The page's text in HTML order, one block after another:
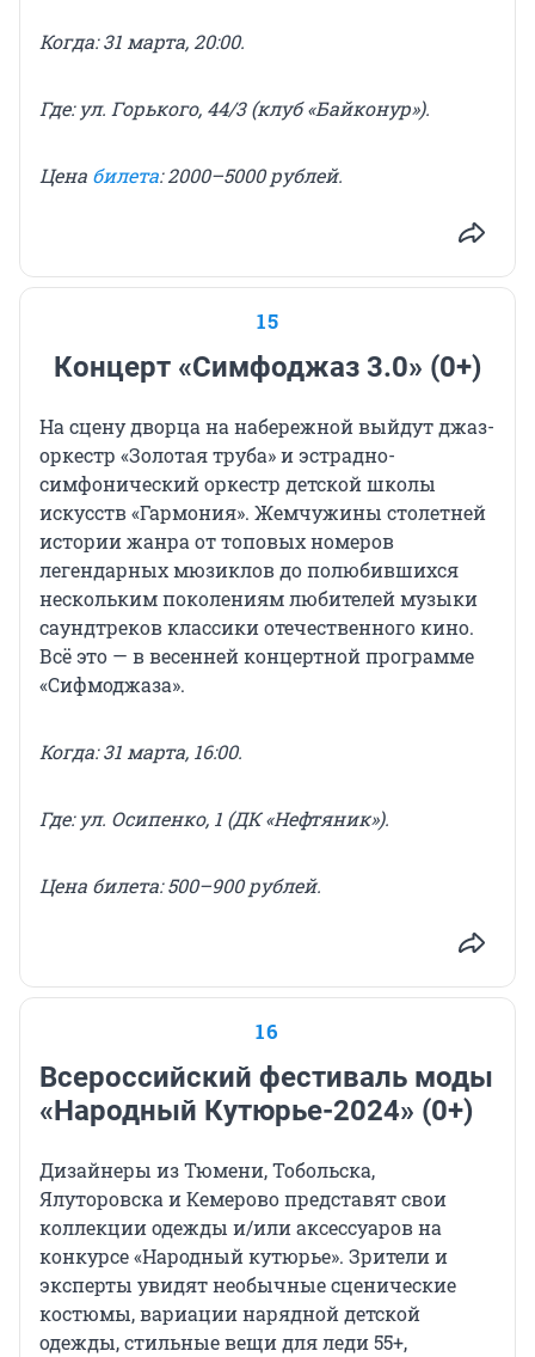
Когда: 31 марта, 20:00.
Где: ул. Горького, 44/3 (клуб «Байконур»).
Цена билета: 2000–5000 рублей.
15
Концерт «Симфоджаз 3.0» (0+)
На сцену дворца на набережной выйдут джаз-
оркестр «Золотая труба» и эстрадно-
симфонический оркестр детской школы
искусств «Гармония». Жемчужины столетней
истории жанра от топовых номеров
легендарных мюзиклов до полюбившихся
нескольким поколениям любителей музыки
саундтреков классики отечественного кино.
Всё это — в весенней концертной программе
«Сифмоджаза».
Когда: 31 марта, 16:00.
Где: ул. Осипенко, 1 (ДК «Нефтяник»).
Цена билета: 500–900 рублей.
16
Всероссийский фестиваль моды
«Народный Кутюрье-2024» (0+)
Дизайнеры из Тюмени, Тобольска,
Ялуторовска и Кемерово представят свои
коллекции одежды и/или аксессуаров на
конкурсе «Народный кутюрье». Зрители и
эксперты увидят необычные сценические
костюмы, вариации нарядной детской
одежды, стильные вещи для леди 55+,